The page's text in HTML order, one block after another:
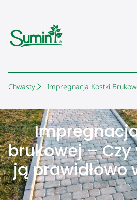
Chwasty Impregnacja Kostki
brukowej –
ją prawidłowo